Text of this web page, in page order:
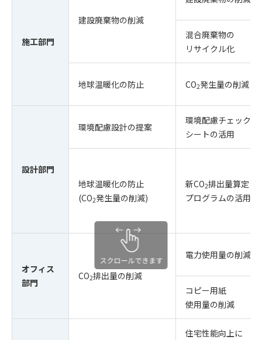
施工部門
建設廃棄物の削減
混合廃棄物の
リサイクル化
地球温暖化の防止 CO2発生量の削減
設計部門
環境配慮設計の提案
環境配慮チェック
シートの活用
地球温暖化の防止
(CO2発生量の削減)
新CO2排出量算定
プログラムの活用
オフィス
部門
CO2排出量の削減
電力使用量の削減
コピー用紙
使用量の削減
住宅性能向上に